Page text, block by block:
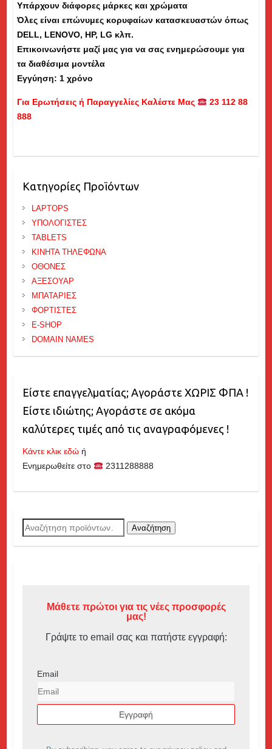
Υπάρχουν διάφορες μάρκες και χρώματα
Όλες είναι επώνυμες κορυφαίων κατασκευαστών όπως
DELL, LENOVO, HP, LG κλπ.
Επικοινωνήστε μαζί μας για να σας ενημερώσουμε για
τα διαθέσιμα μοντέλα
Εγγύηση: 1 χρόνο
Για Ερωτήσεις ή Παραγγελίες Καλέστε Μας
23 112 88
888
Κατηγορίες Προϊόντων
LAPTOPS
ΥΠΟΛΟΓΙΣΤΕΣ
TABLETS
ΚΙΝΗΤΑ ΤΗΛΕΦΩΝΑ
ΟΘΟΝΕΣ
ΑΞΕΣΟΥΑΡ
ΜΠΑΤΑΡΙΕΣ
ΦΟΡΤΙΣΤΕΣ
E-SHOP
DOMAIN NAMES
Είστε επαγγελματίας; Αγοράστε ΧΩΡΙΣ ΦΠΑ !
Είστε ιδιώτης; Αγοράστε σε ακόμα
καλύτερες τιμές από τις αναγραφόμενες !
Κάντε κλικ εδώή
Ενημερωθείτε στο
2311288888
Αναζήτηση
για:
Αναζήτηση
Μάθετε πρώτοι για τις νέες προσφορές
μας!
Γράψτε το email σας και πατήστε εγγραφή:
Email